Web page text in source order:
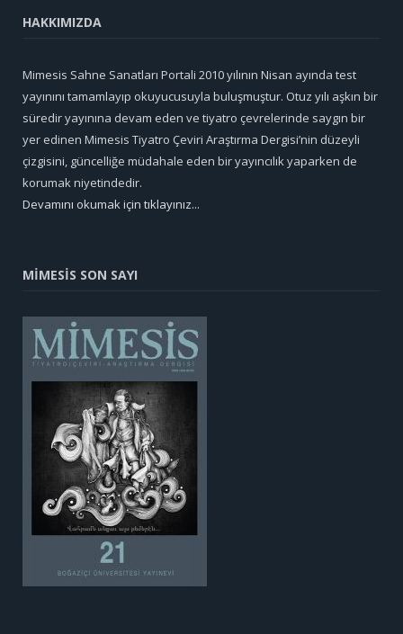
HAKKIMIZDA
Mimesis Sahne Sanatları Portali 2010 yılının Nisan ayında test
yayınını tamamlayıp okuyucusuyla buluşmuştur. Otuz yılı aşkın bir
süredir yayınına devam eden ve tiyatro çevrelerinde saygın bir
yer edinen Mimesis Tiyatro Çeviri Araştırma Dergisi’nin düzeyli
çizgisini, güncelliğe müdahale eden bir yayıncılık yaparken de
korumak niyetindedir.
Devamını okumak için tıklayınız...
MİMESİS SON SAYI